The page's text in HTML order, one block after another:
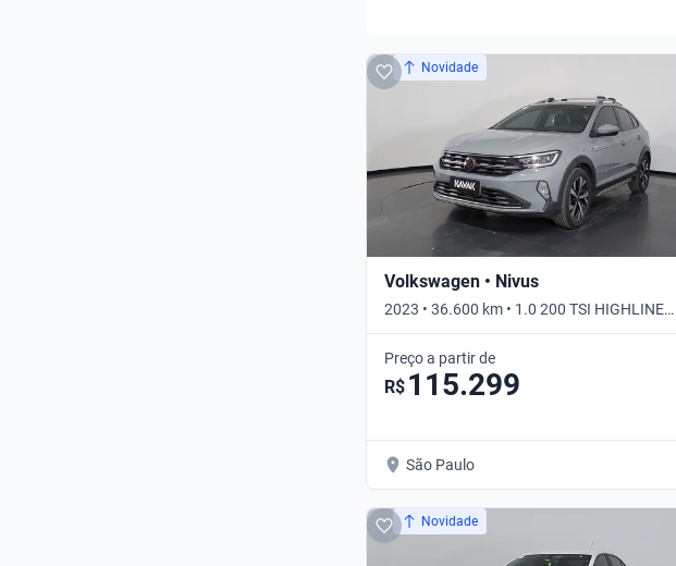
Novidade
Volkswagen • Nivus
2023 • 36.600 km • 1.0 200 TSI HIGHLINE
AUTO • Automático
Preço a partir de
R$ 115.299
São Paulo
Novidade